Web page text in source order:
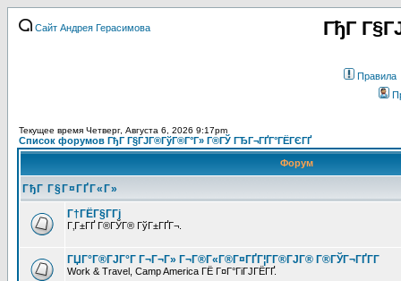
Сайт Андрея Герасимова ГђГ
Правила
Текущее время Четверг, Августа 6, 2026 9:17pm
Список форумов ГђГ Г§ГЈГ®ГўГ®Г°Г» Г®ГЎ ГЂГ¬ГҐГ°ГЁГЄГҐ
Форум
ГђГ Г§Г¤ГҐГ«Г»
Г†ГЁГ§Г­Гј
Г‚Г±ГҐ Г®ГЎГ® ГўГ±ГҐГ¬.
ГЏГ°Г®ГЈГ°Г Г¬Г¬Г» Г¬Г®Г«Г®Г¤ГҐГ¦Г­Г®ГЈГ® Г®ГЎГ¬ГҐГ­Г
Work & Travel, Camp America ГЁ Г¤Г°ГіГЈГЁГҐ.